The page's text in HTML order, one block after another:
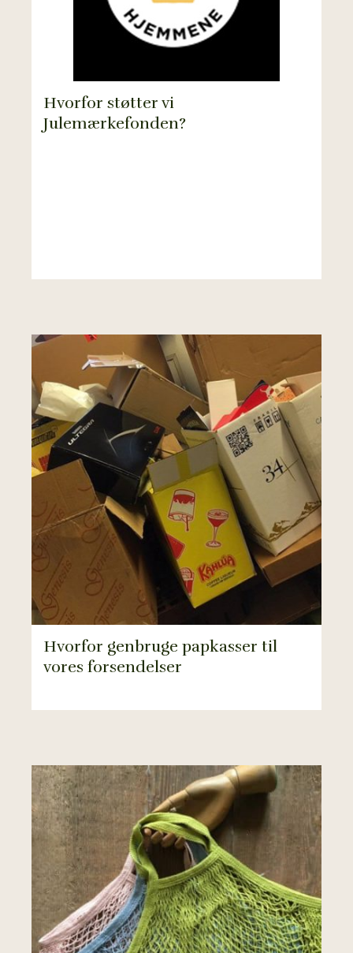
Hvorfor støtter vi
Julemærkefonden?
Hvorfor genbruge papkasser til
vores forsendelser